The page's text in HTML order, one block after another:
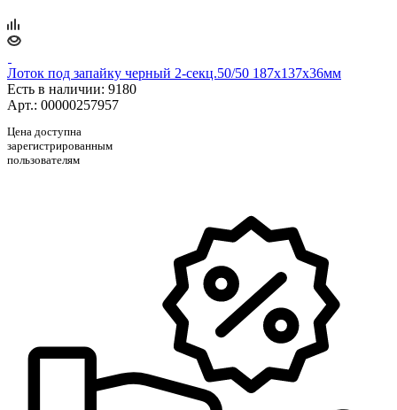
Лоток под запайку черный 2-секц.50/50 187х137х36мм
Есть в наличии: 9180
Арт.: 00000257957
Цена доступна
зарегистрированным
пользователям